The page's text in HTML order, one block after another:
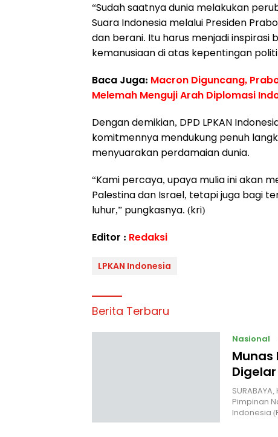
“Sudah saatnya dunia melakukan
Suara Indonesia melalui Presiden
dan berani. Itu harus menjadi
kemanusiaan di atas kepentingan
Baca Juga: Macron Diguncang,
Melemah Menguji Arah Diplomasi
Dengan demikian, DPD LPKAN
komitmennya mendukung penuh
menyuarakan perdamaian dunia.
“Kami percaya, upaya mulia ini akan
Palestina dan Israel, tetapi juga bagi
luhur,” pungkasnya. (kri)
Editor : Redaksi
LPKAN Indonesia
Berita Terbaru
Nasional
Munas
Pimpinan
Indonesia